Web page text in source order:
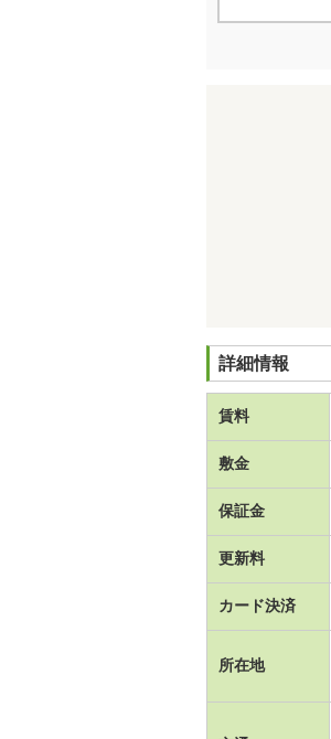
詳細情報
賃料
敷金
保証金
更新料
カード決済
所在地